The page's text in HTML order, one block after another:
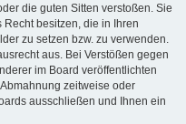
die guten Sitten verstoßen. Sie
besitzen, die in Ihren
zu setzen bzw. zu verwenden.
aus. Bei Verstößen gegen
im Board veröffentlichten
zeitweise oder
ausschließen und Ihnen ein